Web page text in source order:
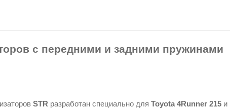
с передними и задними пружинами
STR разработан специально для Toyota 4Runner 215 и